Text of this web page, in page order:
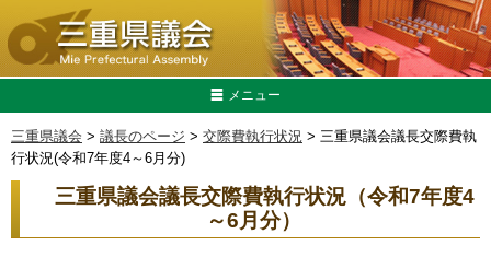
メニュー
三重県議会 > 議長のページ > 交際費執行状況 > 三重県議会議長交際費執
行状況(令和7年度4～6月分)
三重県議会議長交際費執行状況（令和7年度4
～6月分）